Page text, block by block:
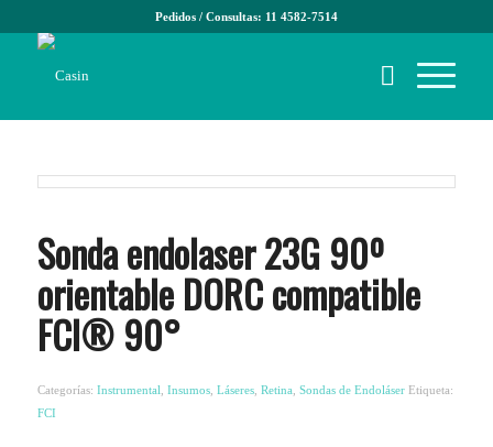
Pedidos / Consultas: 11 4582-7514
Sonda endolaser 23G 90º
orientable DORC compatible
FCI® 90°
Categorías: Instrumental Insumos, Láseres, Retina Sondas de Endoláser Etiqueta:
FCI